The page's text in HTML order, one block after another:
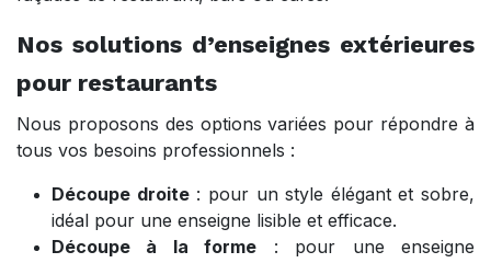
Nos solutions d’enseignes extérieures
pour restaurants
Nous proposons des options variées pour répondre à
tous vos besoins professionnels :
Découpe droite: pour un style élégant et sobre,
idéal pour une enseigne lisible et efficace.
Découpe à la forme : pour une enseigne